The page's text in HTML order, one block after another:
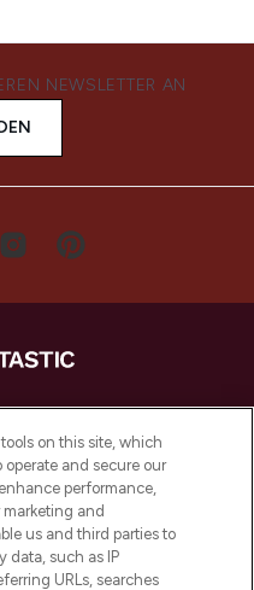
NEWSLETTER AN
ultimativer
den besten
und Haarpflege
über 200
Shoppe online
kostenloser
von 30€.
on this site, which
operate and secure our
performance,
marketing and
us and third parties to
data, such as IP
URLs, searches